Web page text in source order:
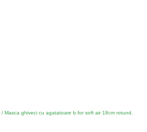
/ Masca ghiveci cu agatatoare b.for soft air 18cm rotund,